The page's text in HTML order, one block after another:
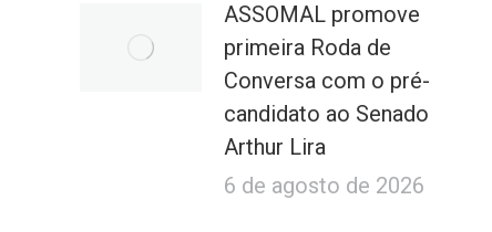
ASSOMAL promove
primeira Roda de
Conversa com o pré-
candidato ao Senado
Arthur Lira
6 de agosto de 2026